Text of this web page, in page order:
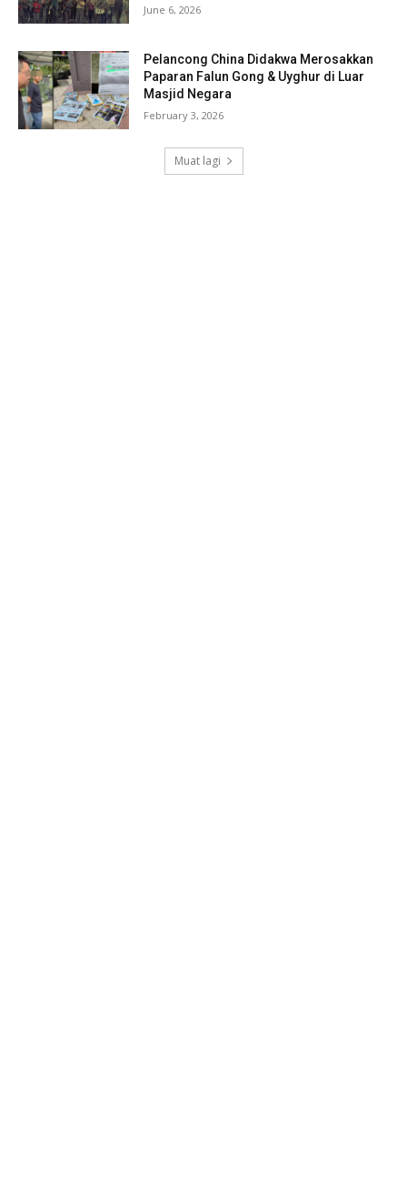
June 6, 2026
Pelancong China Didakwa Merosakkan
Paparan Falun Gong & Uyghur di Luar
Masjid Negara
February 3, 2026
Muat lagi